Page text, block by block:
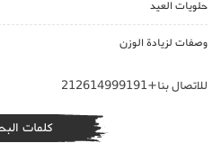
حلويات العيد
وصفات لزيادة الوزن
للاتصال بنا+212614999191
كلمات